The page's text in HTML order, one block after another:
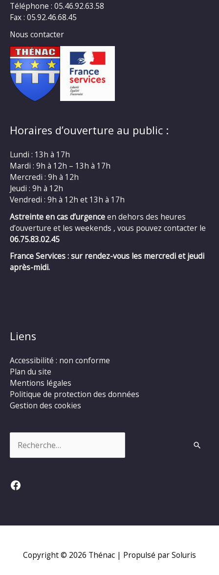
Téléphone : 05.46.92.63.58
Fax : 05.92.46.68.45
Nous contacter
Horaires d’ouverture au public :
Lundi : 13h à 17h
Mardi : 9h à 12h – 13h à 17h
Mercredi : 9h à 12h
Jeudi : 9h à 12h
Vendredi : 9h à 12h et 13h à 17h
Astreinte en cas d’urgenceen dehors des heures
d’ouverture et les weekends , vous pouvez contacter le
06.75.83.02.45
France Services : sur rendez-vous les mercredi et jeudi
après-midi.
Liens
Accessibilité : non conforme
Plan du site
Mentions légales
Politique de protection des données
Gestion des cookies
Facebook
Copyright © 2026 Thénac | Propulsé par Soluris